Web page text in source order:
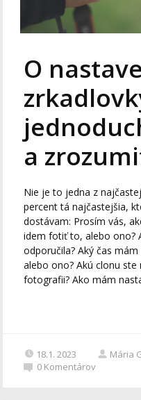
O
a
Nie je to jedna z
percent tá najčastejšia,
dostávam: Prosím vás,
idem fotiť to, alebo ono?
odporučila? Aký čas
alebo ono? Akú clonu
fotografii? Ako mám
18.1. 2023 Mária
0 Komentárov